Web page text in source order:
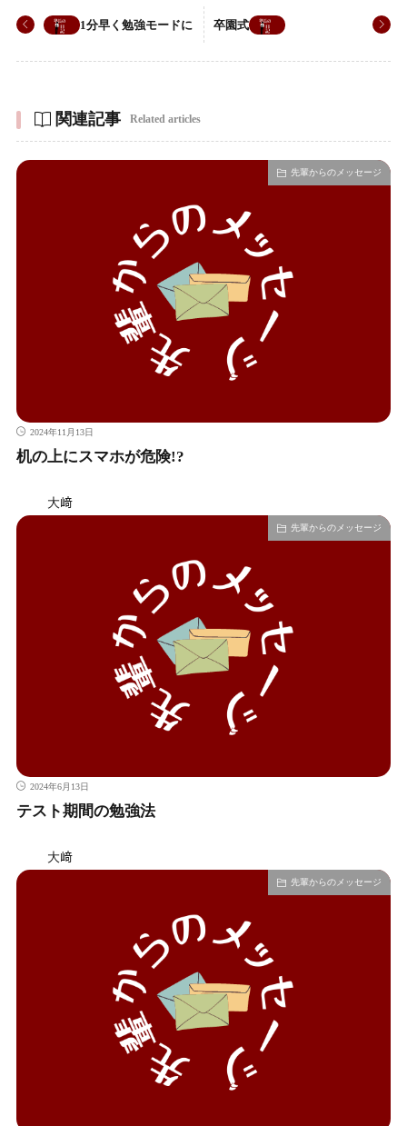
1分早く勉強モードに 卒園式
関連記事 Related articles
先輩からのメッセージ
2024年11月13日
机の上にスマホが危険!?
大﨑
先輩からのメッセージ
2024年6月13日
テスト期間の勉強法
大﨑
先輩からのメッセージ